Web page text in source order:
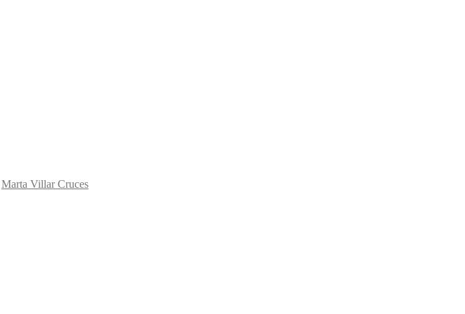
Marta Villar Cruces